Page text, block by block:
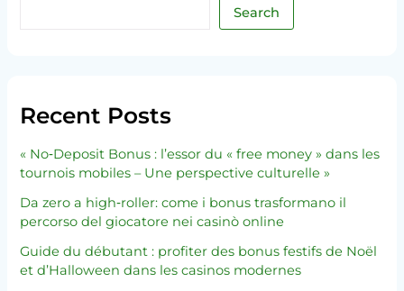
Search
Recent Posts
« No‑Deposit Bonus : l’essor du « free money » dans les
tournois mobiles – Une perspective culturelle »
Da zero a high‑roller: come i bonus trasformano il
percorso del giocatore nei casinò online
Guide du débutant : profiter des bonus festifs de Noël
et d’Halloween dans les casinos modernes